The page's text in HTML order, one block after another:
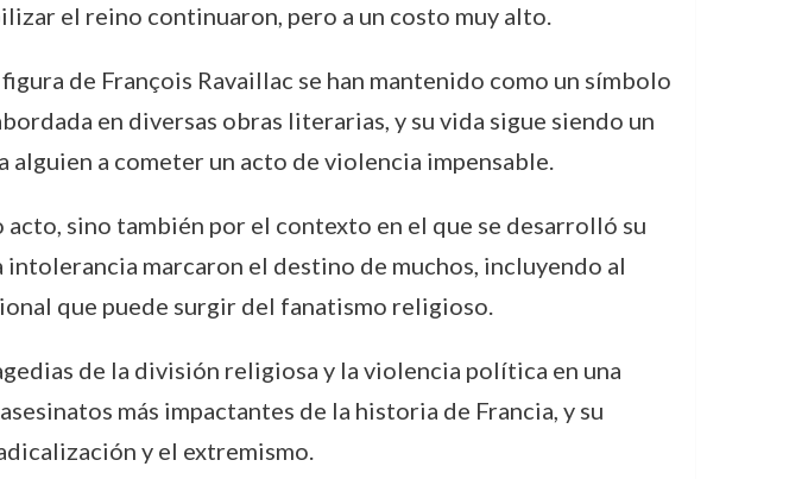
el reino continuaron, pero a un costo muy alto.
de François Ravaillac se han mantenido como un símbolo
en diversas obras literarias, y su vida sigue siendo un
a cometer un acto de violencia impensable.
sino también por el contexto en el que se desarrolló su
marcaron el destino de muchos, incluyendo al
que puede surgir del fanatismo religioso.
de la división religiosa y la violencia política en una
más impactantes de la historia de Francia, y su
y el extremismo.